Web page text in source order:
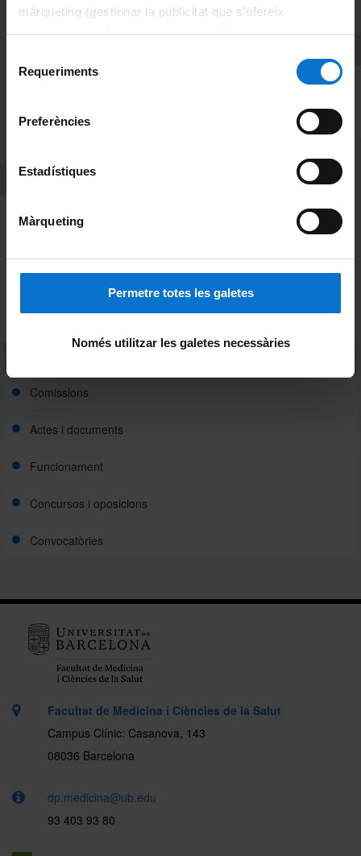
màrqueting (gestionar la publicitat que s’ofereix
adequant-la en funció dels vostres hàbits de navegació).
consultar laPolítica de galetes del lloc web de la
Requeriments
Preferències
Estadístiques
Màrqueting
Permetre totes les galetes
Només utilitzar les galetes necessàries
Centres d'Assistència Primària
Assignatures troncals
Assignatures optatives
Recerca
Grups de recerca
Instituts de recerca
Comissions
Actes i documents
Funcionament
Concursos i oposicions
Convocatòries
Facultat de Medicina i Ciències de la Salut
Campus Clínic: Casanova, 143
08036 Barcelona
dp.medicina@ub.edu
93 403 93 80